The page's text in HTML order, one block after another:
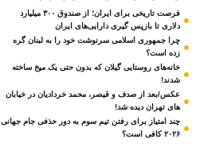
فرصت تاریخی برای ایران؛ از صندوق ۳۰۰ میلیارد
دلاری تا بازپس گیری دارایی‌های ایران
چرا جمهوری اسلامی سرنوشت خود را به لبنان گره
زده است؟
خانه‌های روستایی گیلان که بدون حتی یک میخ ساخته
شدند!
عکس/بعد از صدف و قیصر، محمد خردادیان در خیابان
های تهران دیده شد!
چند امتیاز برای رفتن تیم سوم به دور حذفی جام جهانی
۲۰۲۶ کافی است؟